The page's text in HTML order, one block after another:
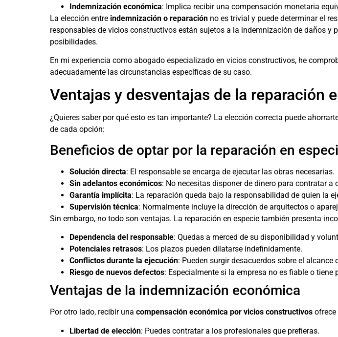
Indemnización económica: Implica recibir una compensación monetaria
La elección entre indemnización o reparación no es trivial y puede determinar el
responsables de vicios constructivos están sujetos a la indemnización de daños y
posibilidades.
En mi experiencia como abogado especializado en vicios constructivos, he
adecuadamente las circunstancias específicas de su caso.
Ventajas y desventajas de la reparación
¿Quieres saber por qué esto es tan importante? La elección correcta puede
de cada opción:
Beneficios de optar por la reparación en
Solución directa: El responsable se encarga de ejecutar las obras necesarias.
Sin adelantos económicos: No necesitas disponer de dinero para contratar a
Garantía implícita: La reparación queda bajo la responsabilidad de quien la
Supervisión técnica: Normalmente incluye la dirección de arquitectos o
Sin embargo, no todo son ventajas. La reparación en especie también presenta
Dependencia del responsable: Quedas a merced de su disponibilidad y
Potenciales retrasos: Los plazos pueden dilatarse indefinidamente.
Conflictos durante la ejecución: Pueden surgir desacuerdos sobre el alcance
Riesgo de nuevos defectos: Especialmente si la empresa no es fiable o tiene
Ventajas de la indemnización económica
Por otro lado, recibir una compensación económica por vicios constructivos ofrece
Libertad de elección: Puedes contratar a los profesionales que prefieras.